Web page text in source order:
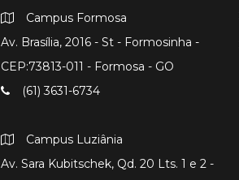
Campus Formosa
Av. Brasília, 2016 - St - Formosinha -
CEP:73813-011 - Formosa - GO
(61) 3631-6734
Campus Luziânia
Av. Sara Kubitschek, Qd. 20 Lts. 1 e 2 -